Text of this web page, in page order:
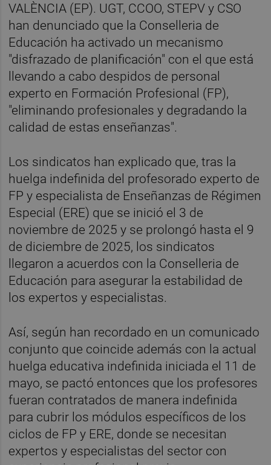
VALÈNCIA (EP). UGT, CCOO, STEPV y CSO
han denunciado que la Conselleria de
Educación ha activado un mecanismo
"disfrazado de planificación" con el que está
llevando a cabo despidos de personal
experto en Formación Profesional (FP),
"eliminando profesionales y degradando la
calidad de estas enseñanzas".
Los sindicatos han explicado que, tras la
huelga indefinida del profesorado experto de
FP y especialista de Enseñanzas de Régimen
Especial (ERE) que se inició el 3 de
noviembre de 2025 y se prolongó hasta el 9
de diciembre de 2025, los sindicatos
llegaron a acuerdos con la Conselleria de
Educación para asegurar la estabilidad de
los expertos y especialistas.
Así, según han recordado en un comunicado
conjunto que coincide además con la actual
huelga educativa indefinida iniciada el 11 de
mayo, se pactó entonces que los profesores
fueran contratados de manera indefinida
para cubrir los módulos específicos de los
ciclos de FP y ERE, donde se necesitan
expertos y especialistas del sector con